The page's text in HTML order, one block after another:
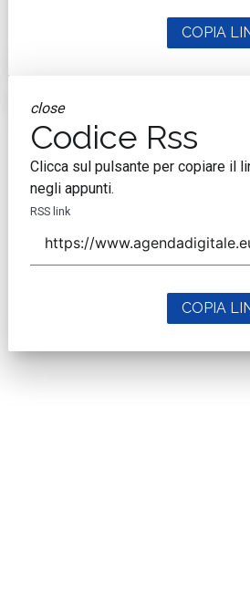
COPIA
close
Codice Rss
Clicca sul pulsante per copiare il
negli appunti.
RSS link
COPIA